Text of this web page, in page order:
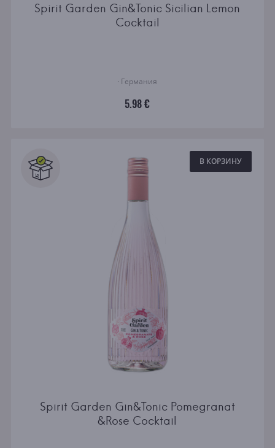
Spirit Garden Gin&Tonic Sicilian Lemon
Cocktail
· Германия
5.98 €
В КОРЗИНУ
Spirit Garden Gin&Tonic Pomegranat
&Rose Cocktail